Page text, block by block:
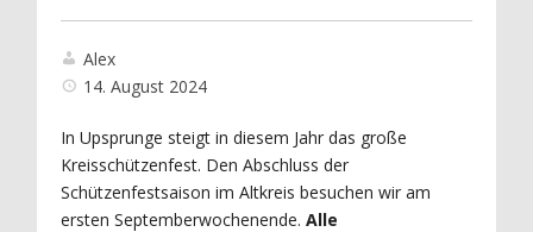
Alex
14. August 2024
In Upsprunge steigt in diesem Jahr das große
Kreisschützenfest. Den Abschluss der
Schützenfestsaison im Altkreis besuchen wir am
ersten Septemberwochenende.Alle